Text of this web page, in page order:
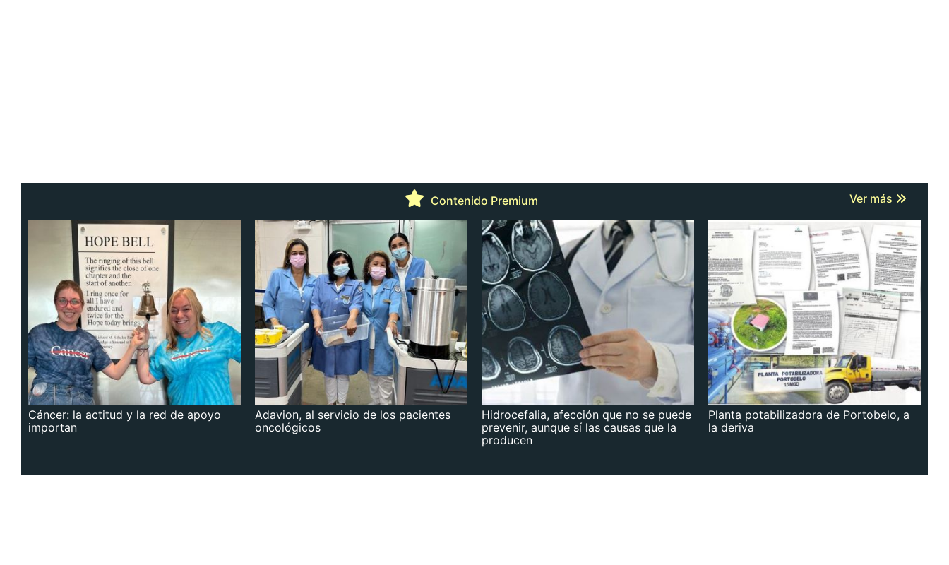
Contenido Premium Ver más
Cáncer: la actitud y la red de apoyo
importan
Adavion, al servicio de los pacientes
oncológicos
Hidrocefalia, afección que no se puede
prevenir, aunque sí las causas que la
producen
Planta potabilizadora de Portobelo, a
la deriva